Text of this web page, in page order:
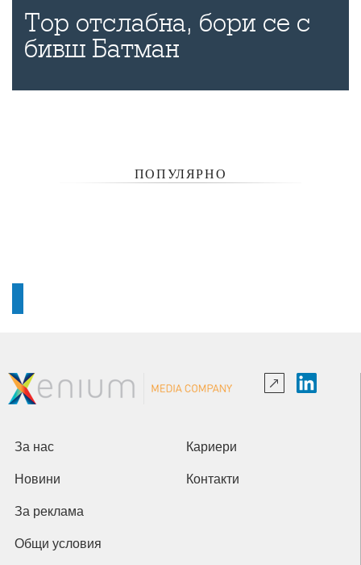
Тор отслабна, бори се с
бивш Батман
ПОПУЛЯРНО
За нас Кариери
Новини Контакти
За реклама
Общи условия